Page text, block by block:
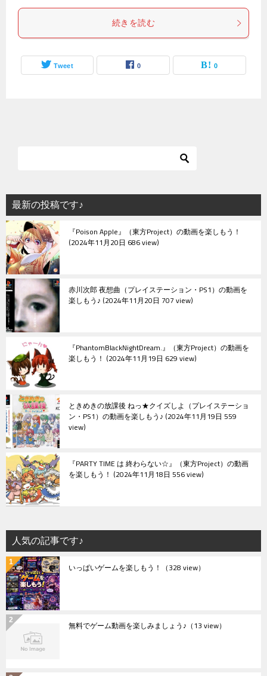
続きを読む
Tweet 0 0
最新の投稿です♪
『Poison Apple』（東方Project）の動画を楽しもう！
2024年11月20日 686 view
赤川次郎 夜想曲（プレイステーション・PS1）の動画を
楽しもう♪ 2024年11月20日 707 view
『PhantomBlackNightDream.』（東方Project）の動画を
楽しもう！ 2024年11月19日 629 view
ときめきの放課後 ねっ★クイズしよ（プレイステーショ
ン・PS1）の動画を楽しもう♪ 2024年11月19日 559
view
『PARTY TIME は 終わらない☆』（東方Project）の動画
を楽しもう！ 2024年11月18日 556 view
人気の記事です♪
いっぱいゲームを楽しもう！ （328 view）
無料でゲーム動画を楽しみましょう♪ （13 view）